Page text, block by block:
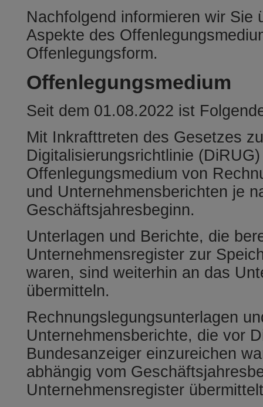
Nachfolgend informieren wir Sie
Aspekte des
Offenlegungsform.
Offenlegungsmedium
Seit dem 01.08.2022 ist
Mit Inkrafttreten des Gesetzes
Digitalisierungsrichtlinie
Offenlegungsmedium von
und Unternehmensberichten je
Geschäftsjahresbeginn.
Unterlagen und Berichte, die
Unternehmensregister zur
waren, sind weiterhin an das
übermitteln.
Rechnungslegungsunterlagen
Unternehmensberichte, die vor
Bundesanzeiger einzureichen
abhängig vom
Unternehmensregister